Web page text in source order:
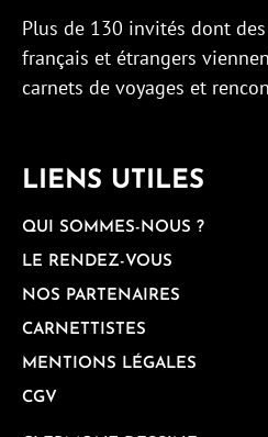
Plus de 130 invités dont
français et étrangers
carnets de voyages et
LIENS UTILES
QUI SOMMES-NOUS ?
LE RENDEZ-VOUS
NOS PARTENAIRES
CARNETTISTES
MENTIONS LÉGALES
CGV